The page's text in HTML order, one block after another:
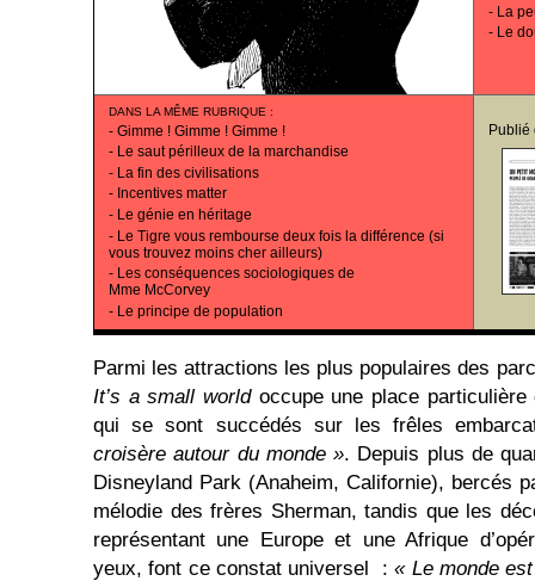
- La
- Le
DANS LA MÊME RUBRIQUE :
- Gimme ! Gimme ! Gimme !
- Le saut périlleux de la marchandise
- La fin des civilisations
- Incentives matter
- Le génie en héritage
- Le Tigre vous rembourse deux fois la différence (si
vous trouvez moins cher ailleurs)
- Les conséquences sociologiques de
Mme McCorvey
- Le principe de population
Parmi les attractions les plus populaires des
It’s a small worldoccupe une place
qui se sont succédés sur les frêles
croisère autour du monde ». Depuis plus de
Disneyland Park (Anaheim, Californie), bercés
mélodie des frères Sherman, tandis que les
représentant une Europe et une Afrique
yeux, font ce constat universel :« Le monde